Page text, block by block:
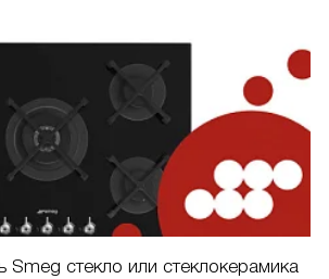
Smeg стекло или стеклокерамика